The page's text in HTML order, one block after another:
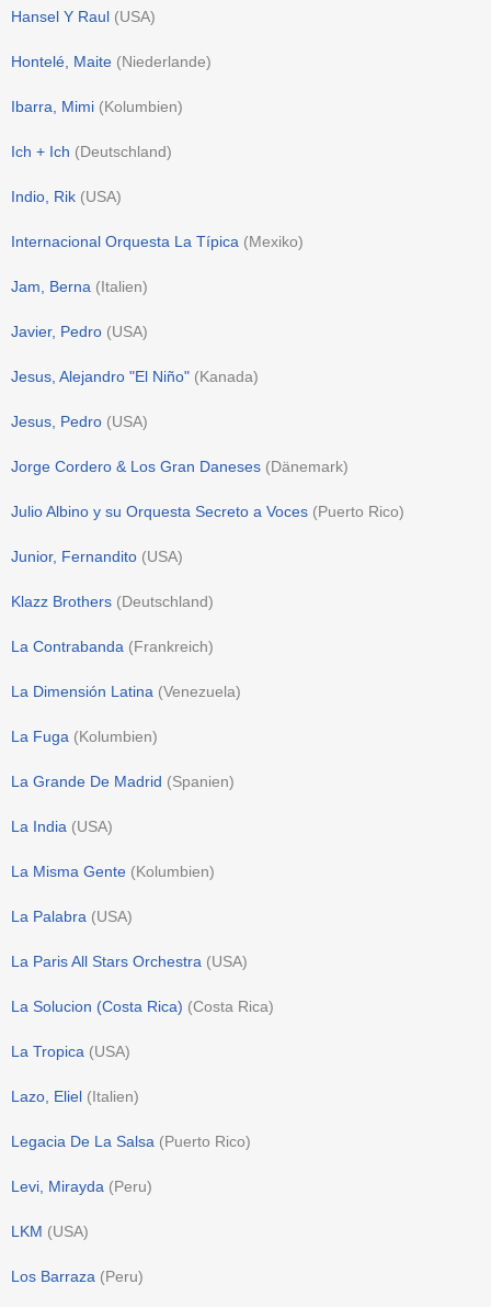
Hansel Y Raul (USA)
Hontelé, Maite (Niederlande)
Ibarra, Mimi (Kolumbien)
Ich + Ich (Deutschland)
Indio, Rik (USA)
Internacional Orquesta La Típica (Mexiko)
Jam, Berna (Italien)
Javier, Pedro (USA)
Jesus, Alejandro "El Niño" (Kanada)
Jesus, Pedro (USA)
Jorge Cordero & Los Gran Daneses (Dänemark)
Julio Albino y su Orquesta Secreto a Voces (Puerto Rico)
Junior, Fernandito (USA)
Klazz Brothers (Deutschland)
La Contrabanda (Frankreich)
La Dimensión Latina (Venezuela)
La Fuga (Kolumbien)
La Grande De Madrid (Spanien)
La India (USA)
La Misma Gente (Kolumbien)
La Palabra (USA)
La Paris All Stars Orchestra (USA)
La Solucion (Costa Rica) (Costa Rica)
La Tropica (USA)
Lazo, Eliel (Italien)
Legacia De La Salsa (Puerto Rico)
Levi, Mirayda (Peru)
LKM (USA)
Los Barraza (Peru)